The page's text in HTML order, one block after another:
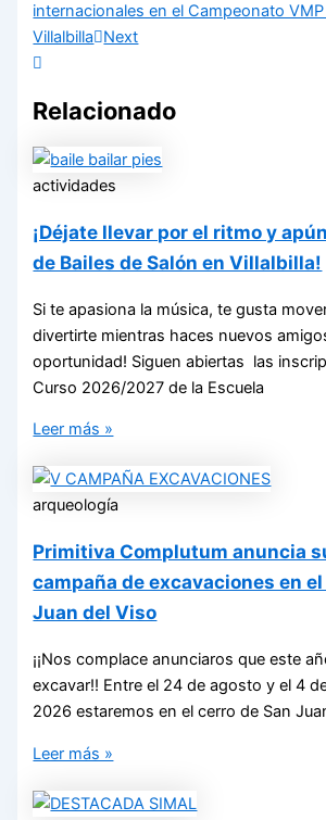
internacionales en el Campeonato
Villalbilla
Next
Relacionado
actividades
¡Déjate llevar por el ritmo y
de Bailes de Salón en Villalbilla!
Si te apasiona la música, te gusta
divertirte mientras haces nuevos
oportunidad! Siguen abiertas las
Curso 2026/2027 de la Escuela
Leer más »
arqueología
Primitiva Complutum anuncia
campaña de excavaciones en
Juan del Viso
¡¡Nos complace anunciaros que este
excavar!! Entre el 24 de agosto y el 4
2026 estaremos en el cerro de San
Leer más »